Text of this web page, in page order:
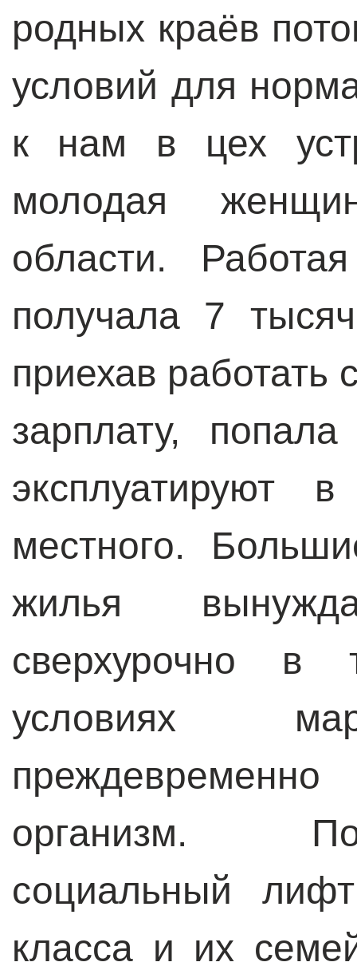
родных краёв
условий для
к нам в цех
молодая
области.
получала 7
приехав
зарплату,
эксплуатируют
местного.
жилья
сверхурочно в
условиях
организм.
социальный
класса и их